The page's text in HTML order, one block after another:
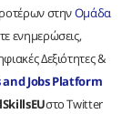
στηνΟμάδα
ενημερώσεις,
Δεξιότητες &
Jobs Platform
στο Twitter